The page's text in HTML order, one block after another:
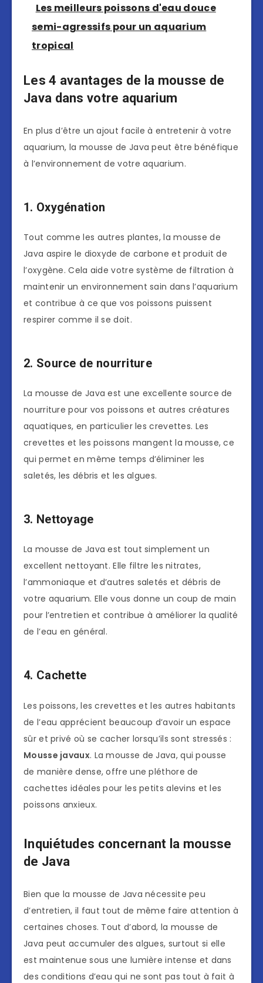
Les meilleurs poissons d'eau douce
semi-agressifs pour un aquarium
tropical
Les 4 avantages de la mousse de
Java dans votre aquarium
En plus d’être un ajout facile à entretenir à votre
aquarium, la mousse de Java peut être bénéfique
à l’environnement de votre aquarium.
1. Oxygénation
Tout comme les autres plantes, la mousse de
Java aspire le dioxyde de carbone et produit de
l’oxygène. Cela aide votre système de filtration à
maintenir un environnement sain dans l’aquarium
et contribue à ce que vos poissons puissent
respirer comme il se doit.
2. Source de nourriture
La mousse de Java est une excellente source de
nourriture pour vos poissons et autres créatures
aquatiques, en particulier les crevettes. Les
crevettes et les poissons mangent la mousse, ce
qui permet en même temps d’éliminer les
saletés, les débris et les algues.
3. Nettoyage
La mousse de Java est tout simplement un
excellent nettoyant. Elle filtre les nitrates,
l’ammoniaque et d’autres saletés et débris de
votre aquarium. Elle vous donne un coup de main
pour l’entretien et contribue à améliorer la qualité
de l’eau en général.
4. Cachette
Les poissons, les crevettes et les autres habitants
de l’eau apprécient beaucoup d’avoir un espace
sûr et privé où se cacher lorsqu’ils sont stressés :
Mousse javaux. La mousse de Java, qui pousse
de manière dense, offre une pléthore de
cachettes idéales pour les petits alevins et les
poissons anxieux.
Inquiétudes concernant la mousse
de Java
Bien que la mousse de Java nécessite peu
d’entretien, il faut tout de même faire attention à
certaines choses. Tout d’abord, la mousse de
Java peut accumuler des algues, surtout si elle
est maintenue sous une lumière intense et dans
des conditions d’eau qui ne sont pas tout à fait à